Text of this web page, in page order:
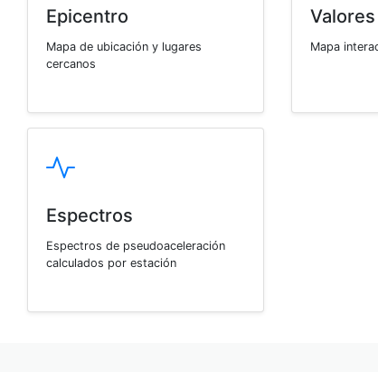
Epicentro
Mapa de ubicación y lugares
cercanos
Mapa
Espectros
Espectros de pseudoaceleración
calculados por estación